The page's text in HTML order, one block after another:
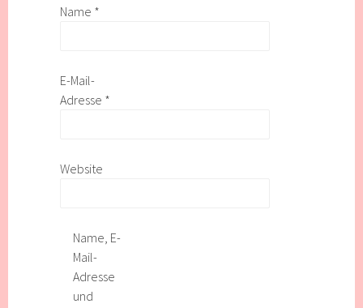
Name *
E-Mail-
Adresse *
Website
Name, E-
Mail-
Adresse
und